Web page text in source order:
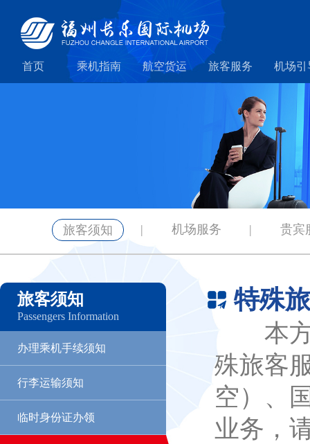
首页 乘机指南 航空货运 旅客服务 机场引
旅客须知 | 机场服务 | 贵宾
旅客须知
Passengers Information
办理乘机手续须知
行李运输须知
临时身份证办领
特殊
本方
殊旅客
空）、
业务，